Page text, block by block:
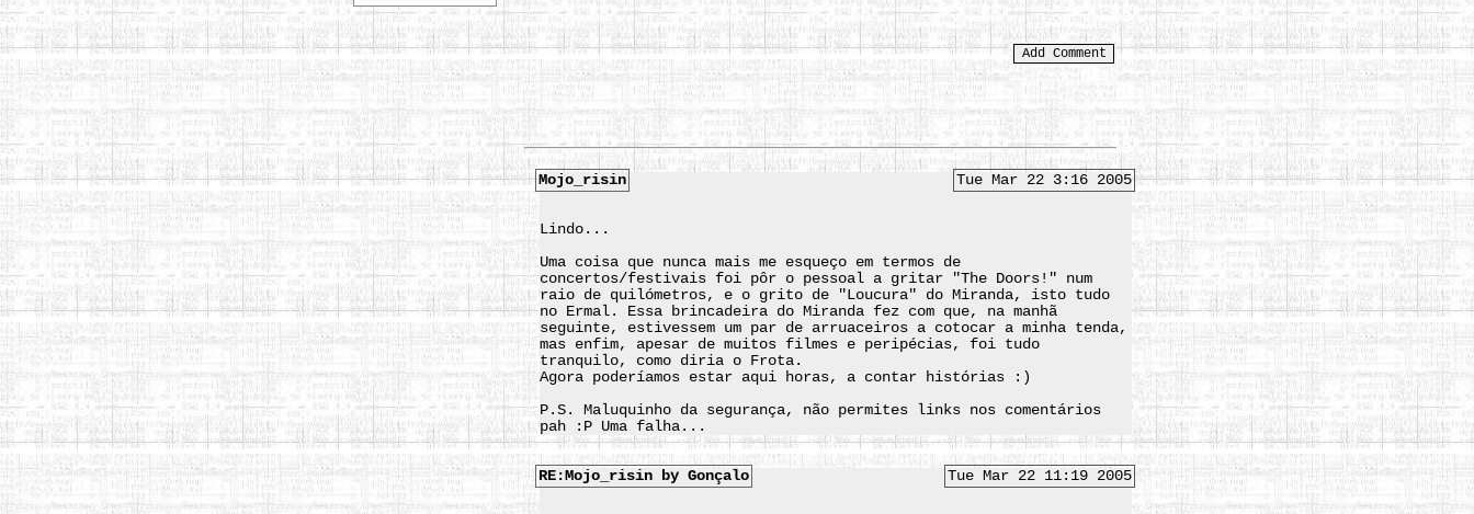
Mojo_risin Tue Mar 22 3:16 2005
Lindo...
Uma coisa que nunca mais me esqueço em termos de
concertos/festivais foi pôr o pessoal a gritar "The Doors!" num
raio de quilómetros, e o grito de "Loucura" do Miranda, isto tudo
no Ermal. Essa brincadeira do Miranda fez com que, na manhã
seguinte, estivessem um par de arruaceiros a cotocar a minha tenda,
mas enfim, apesar de muitos filmes e peripécias, foi tudo
tranquilo, como diria o Frota.
Agora poderíamos estar aqui horas, a contar histórias :)
P.S. Maluquinho da segurança, não permites links nos comentários
pah :P Uma falha...
RE:Mojo_risin by Gonçalo Tue Mar 22 11:19 2005